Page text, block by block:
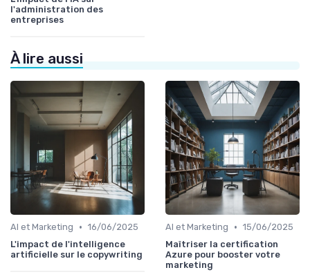
l'administration des
entreprises
À lire aussi
AI et Marketing • 16/06/2025
L'impact de l'intelligence
artificielle sur le copywriting
AI et Marketing • 15/06/2025
Maîtriser la certification
Azure pour booster votre
marketing